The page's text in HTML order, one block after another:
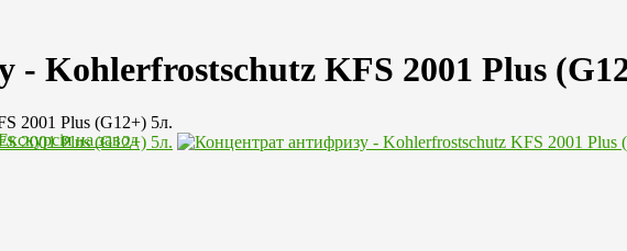
- Kohlerfrostschutz KFS 2001 Plus
на завод